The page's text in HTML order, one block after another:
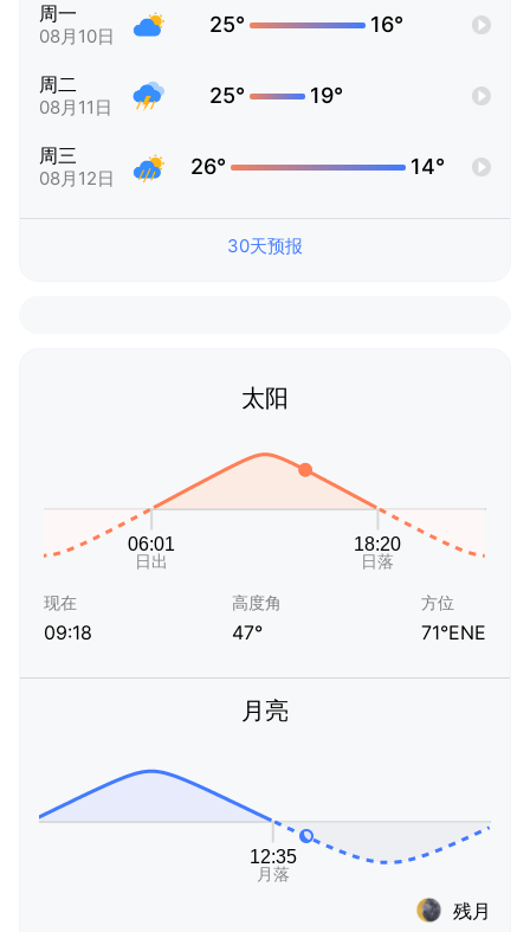
周一
08月10日 25° 16°
周二
08月11日 25° 19°
周三
08月12日 26° 14°
30天预报
太阳
现在
09:18
高度角
47°
方位
71°ENE
月亮
残月